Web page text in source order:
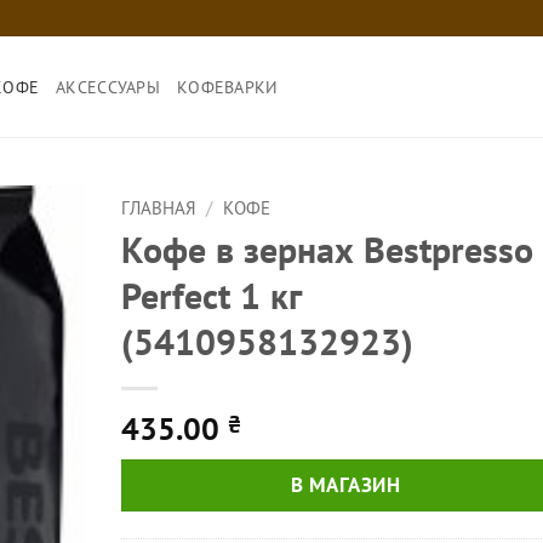
АКСЕССУАРЫ КОФЕВАРКИ
ГЛАВНАЯ / КОФЕ
Кофе в зернах Bestpresso
Perfect 1 кг
(5410958132923)
435.00 ₴
В МАГАЗИН